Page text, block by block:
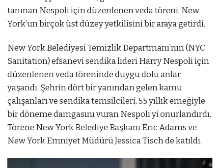
tanınan Nespoli için düzenlenen veda töreni, New
York’un birçok üst düzey yetkilisini bir araya getirdi.
New York Belediyesi Temizlik Departmanı’nın (NYC
Sanitation) efsanevi sendika lideri Harry Nespoli için
düzenlenen veda töreninde duygu dolu anlar
yaşandı. Şehrin dört bir yanından gelen kamu
çalışanları ve sendika temsilcileri, 55 yıllık emeğiyle
bir döneme damgasını vuran Nespoli’yi onurlandırdı.
Törene New York Belediye Başkanı Eric Adams ve
New York Emniyet Müdürü Jessica Tisch de katıldı.